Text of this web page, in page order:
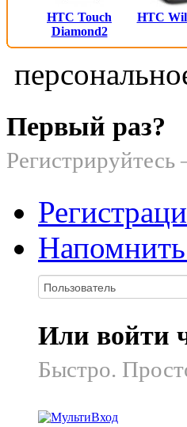
HTC Touch
Diamond2
HTC
Первый раз?
Или войти
Быстро.